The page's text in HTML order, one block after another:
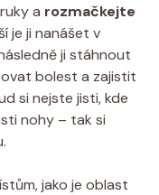
a rozmačkejte
je ji nanášet v
ji stáhnout
bolest a zajistit
si nejste jisti, kde
nohy – tak si
jako je oblast